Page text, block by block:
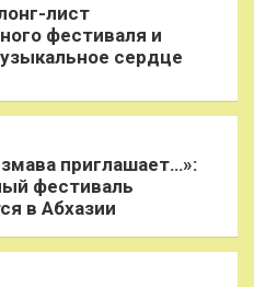
лист
фестиваля и
сердце
приглашает…»:
фестиваль
в Абхазии